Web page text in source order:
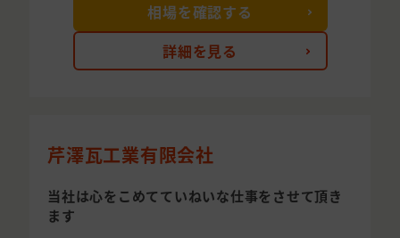
詳細を見る
相場を確認する
芹澤瓦工業有限会社
当社は心をこめてていねいな仕事をさせて頂き
ます